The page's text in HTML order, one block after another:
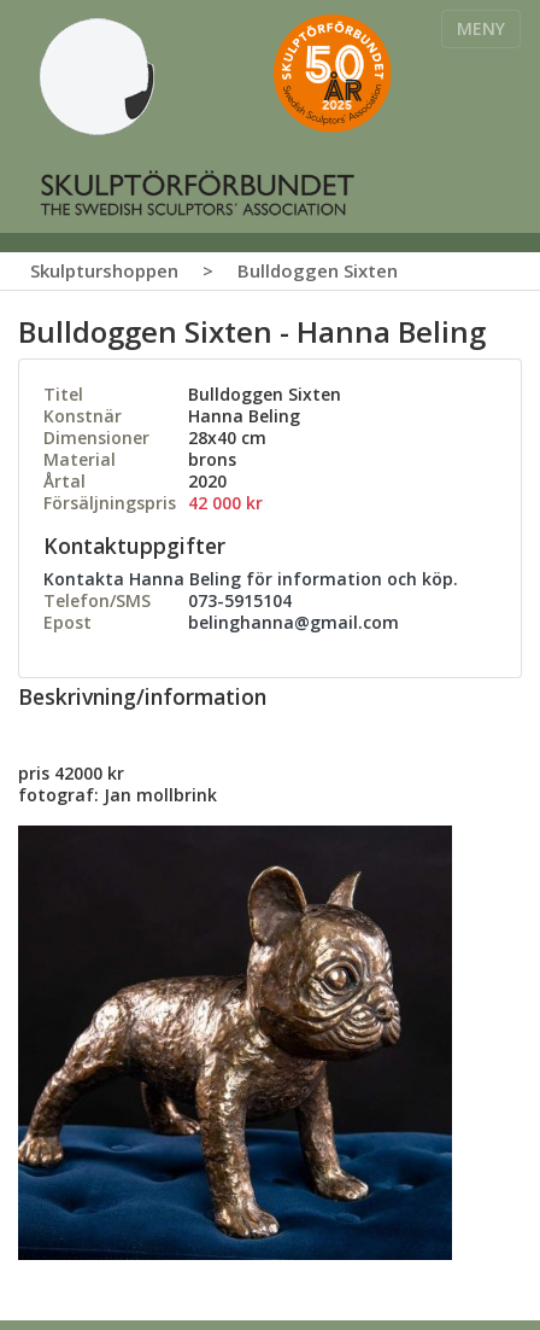
MENY
Skulpturshoppen > Bulldoggen Sixten
Bulldoggen Sixten - Hanna Beling
Titel
Bulldoggen Sixten
Konstnär
Hanna Beling
Dimensioner
28x40 cm
Material
brons
Årtal
2020
Försäljningspris 42 000 kr
Kontaktuppgifter
Kontakta Hanna Beling för information och köp.
Telefon/SMS
073-5915104
Epost
belinghanna@gmail.com
Beskrivning/information
pris 42000 kr
fotograf: Jan mollbrink